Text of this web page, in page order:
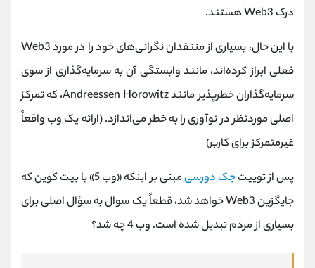
درک Web3 هستند.
با این حال، بسیاری از منتقدان نگرانی‌های خود را در مورد Web3
فعلی ابراز کرده‌اند، مانند وابستگی آن به سرمایه‌گذاری از سوی
سرمایه‌گذاران خطرپذیر مانند Andreessen Horowitz، که تمرکز
اصلی موردنظر در نوآوری را به خطر می‌اندازد. (ارائه یک وب واقعاً
غیرمتمرکز برای کاربر)
پس از توییتجک دورسی
مبنی بر اینکه «وب 5» با بیت کوین که
جایگزین Web3 خواهد شد، قطعاً یک سوال به سؤال اصلی برای
بسیاری از مردم تبدیل شده است. وب 4 چه شد؟